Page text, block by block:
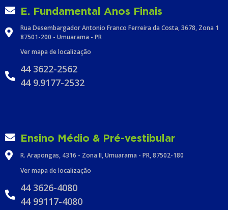
E. Fundamental Anos Finais
Rua Desembargador Antonio Franco Ferreira da Costa, 3678, Zona 1
87501-200 - Umuarama - PR
Ver mapa de localização
44 3622-2562
44 9.9177-2532
Ensino Médio & Pré-vestibular
R. Arapongas, 4316 - Zona II, Umuarama - PR, 87502-180
Ver mapa de localização
44 3626-4080
44 99117-4080